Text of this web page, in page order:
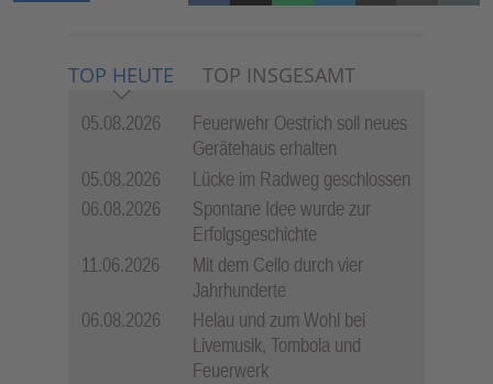
TOP HEUTE TOP INSGESAMT
05.08.2026
Feuerwehr Oestrich soll neues
Gerätehaus erhalten
05.08.2026
Lücke im Radweg geschlossen
06.08.2026
Spontane Idee wurde zur
Erfolgsgeschichte
11.06.2026
Mit dem Cello durch vier
Jahrhunderte
06.08.2026
Helau und zum Wohl bei
Livemusik, Tombola und
Feuerwerk